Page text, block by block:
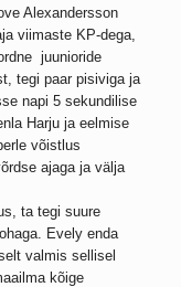
Alexandersson
viimaste KP-dega,
juunioride
tegi paar pisiviga ja
napi 5 sekundilise
Harju ja eelmise
võistlus
ajaga ja välja
ta tegi suure
Evely enda
valmis sellisel
kõige